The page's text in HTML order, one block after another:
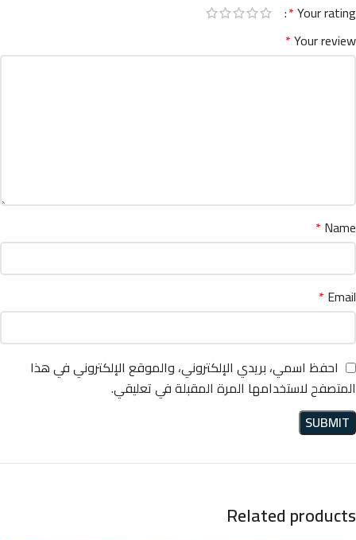
Your rating
*
Your review
*
Name
*
Email
*
احفظ اسمي، بريدي الإلكتروني، والموقع الإلكتروني في هذا
المتصفح لاستخدامها المرة المقبلة في تعليقي.
Related products